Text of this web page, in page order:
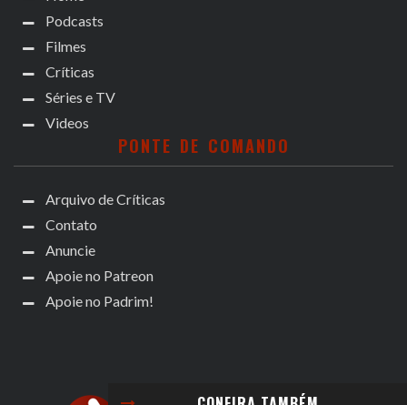
Podcasts
Filmes
Críticas
Séries e TV
Videos
PONTE DE COMANDO
Arquivo de Críticas
Contato
Anuncie
Apoie no Patreon
Apoie no Padrim!